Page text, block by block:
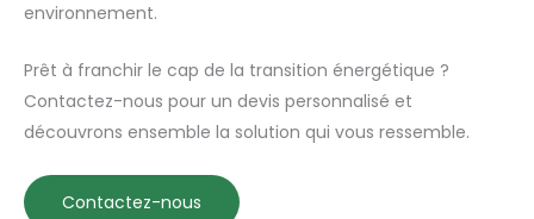
environnement.
Prêt à franchir le cap de la transition énergétique ?
Contactez-nous pour un devis personnalisé et
découvrons ensemble la solution qui vous ressemble.
Contactez-nous